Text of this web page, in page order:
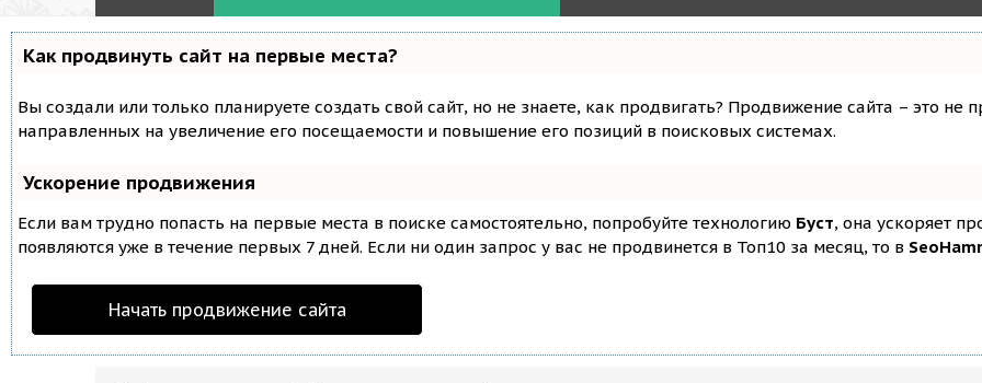
Как продвинуть сайт на первые места?
Вы создали или только планируете создать свой сайт, но не знаете, как продвигать? Продвижение сайта – это
направленных на увеличение его посещаемости и повышение его позиций в поисковых системах.
Ускорение продвижения
Если вам трудно попасть на первые места в поиске самостоятельно, попробуйте технологию Буст, она ускоряет
появляются уже в течение первых 7 дней. Если ни один запрос у вас не продвинется в Топ10 за месяц, то в
Начать продвижение сайта